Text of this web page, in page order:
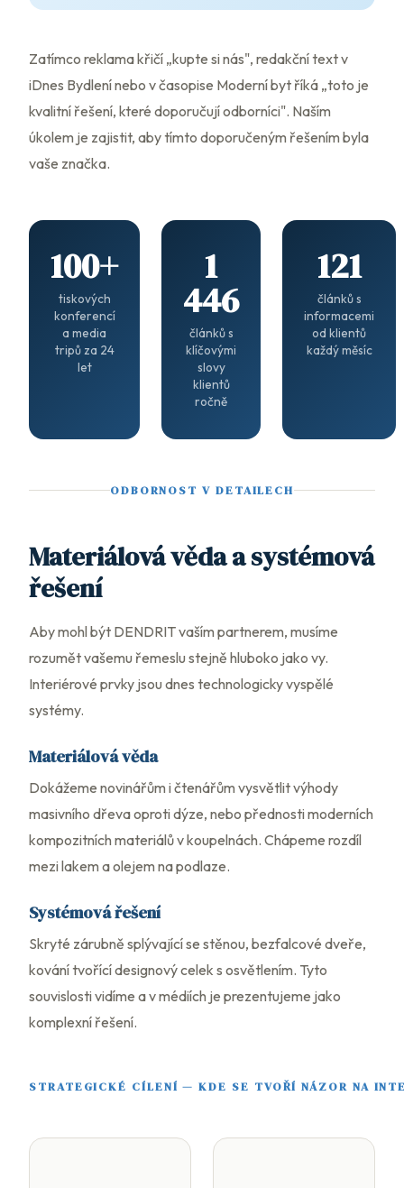
Zatímco reklama křičí „kupte si nás", redakční text v
iDnes Bydlení nebo v časopise Moderní byt říká „toto je
kvalitní řešení, které doporučují odborníci". Naším
úkolem je zajistit, aby tímto doporučeným řešením byla
vaše značka.
100+
tiskových
konferencí
a media
tripů za 24
let
1
446
článků s
klíčovými
slovy
klientů
ročně
121
článků s
informacemi
od klientů
každý měsíc
ODBORNOST V DETAILECH
Materiálová věda a systémová
řešení
Aby mohl být DENDRIT vaším partnerem, musíme
rozumět vašemu řemeslu stejně hluboko jako vy.
Interiérové prvky jsou dnes technologicky vyspělé
systémy.
Materiálová věda
Dokážeme novinářům i čtenářům vysvětlit výhody
masivního dřeva oproti dýze, nebo přednosti moderních
kompozitních materiálů v koupelnách. Chápeme rozdíl
mezi lakem a olejem na podlaze.
Systémová řešení
Skryté zárubně splývající se stěnou, bezfalcové dveře,
kování tvořící designový celek s osvětlením. Tyto
souvislosti vidíme a v médiích je prezentujeme jako
komplexní řešení.
STRATEGICKÉ CÍLENÍ — KDE SE TVOŘÍ NÁZOR NA